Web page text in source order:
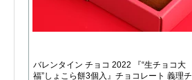
バレンタイン チョコ 2022 『“生チョコ大
福”しょこら餅3個入』チョコレート 義理チ